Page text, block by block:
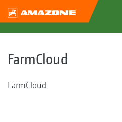
FarmCloud
FarmCloud